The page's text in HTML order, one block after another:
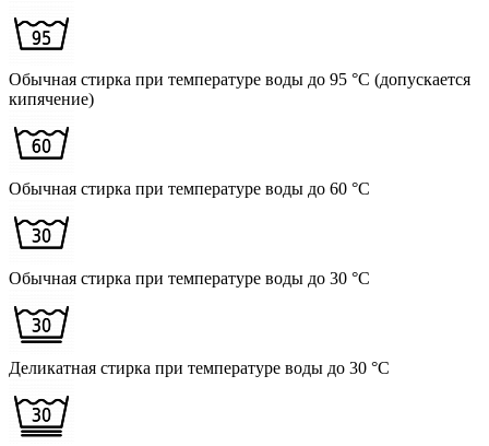
Обычная стирка при температуре воды до 95 °C (допускается
кипячение)
Обычная стирка при температуре воды до 60 °C
Обычная стирка при температуре воды до 30 °C
Деликатная стирка при температуре воды до 30 °C